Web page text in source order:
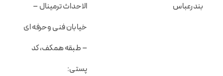
بندرعباس
الاحداث ترمینال –
خیابان فنی وحرفه ای
– طبقه همکف، کد
پستی: